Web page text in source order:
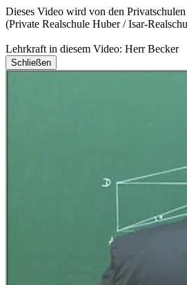
Dieses Video wird von den
(Private Realschule Huber / Isar-
Lehrkraft in diesem Video: Herr Becker
Schließen